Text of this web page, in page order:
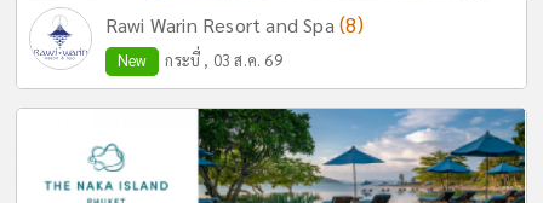
Rawi Warin Resort and Spa (8)
New กระบี่ , 03 ส.ค. 69